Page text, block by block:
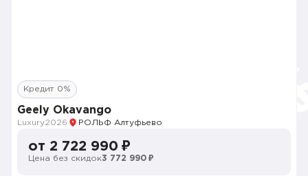
Кредит 0%
Geely Okavango
Luxury2026 РОЛЬФ Алтуфьево
от 2 722 990 ₽
Цена без скидок3 772 990 ₽